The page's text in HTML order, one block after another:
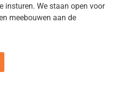
insturen. We staan open voor
meebouwen aan de